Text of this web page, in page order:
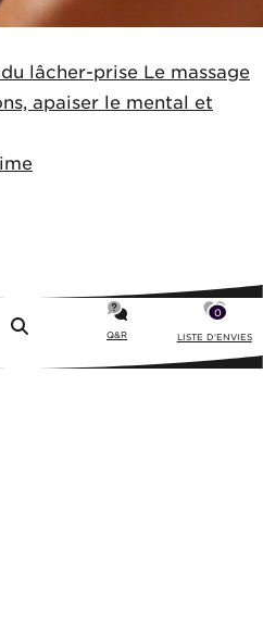
lâcher-prise Le massage
apaiser le mental et
Menu Q&R
0
LISTE D'ENVIES